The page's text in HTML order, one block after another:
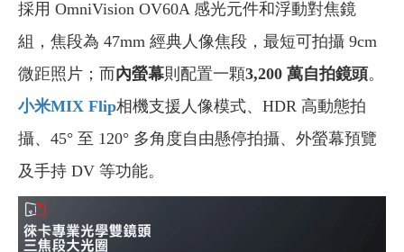
採用 OmniVision OV60A 感光元件和浮動對焦鏡
組，焦段為 47mm 經典人像焦段，最短可拍攝 9cm
微距照片；而內螢幕則配置一顆3,200 萬自拍鏡頭。
小米MIX Flip相機支援人像模式、HDR 高動態拍
攝、45° 至 120° 多角度自由懸停拍攝、外螢幕預覽
及手持 DV 等功能。